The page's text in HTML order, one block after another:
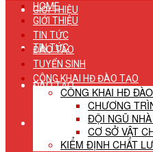
GIỚI THIỆU
TIN TỨC
ĐÀO TẠO
TUYỂN SINH
HOME
GIỚI THIỆU
TIN TỨC
ĐÀO TẠO
TUYỂN SINH
CÔNG KHAI HĐ ĐÀO TẠO
CÔNG KHAI HĐ
CHƯƠNG
ĐỘI NGŨ
CƠ SỞ VẬT
KIỂM ĐỊNH CHẤT